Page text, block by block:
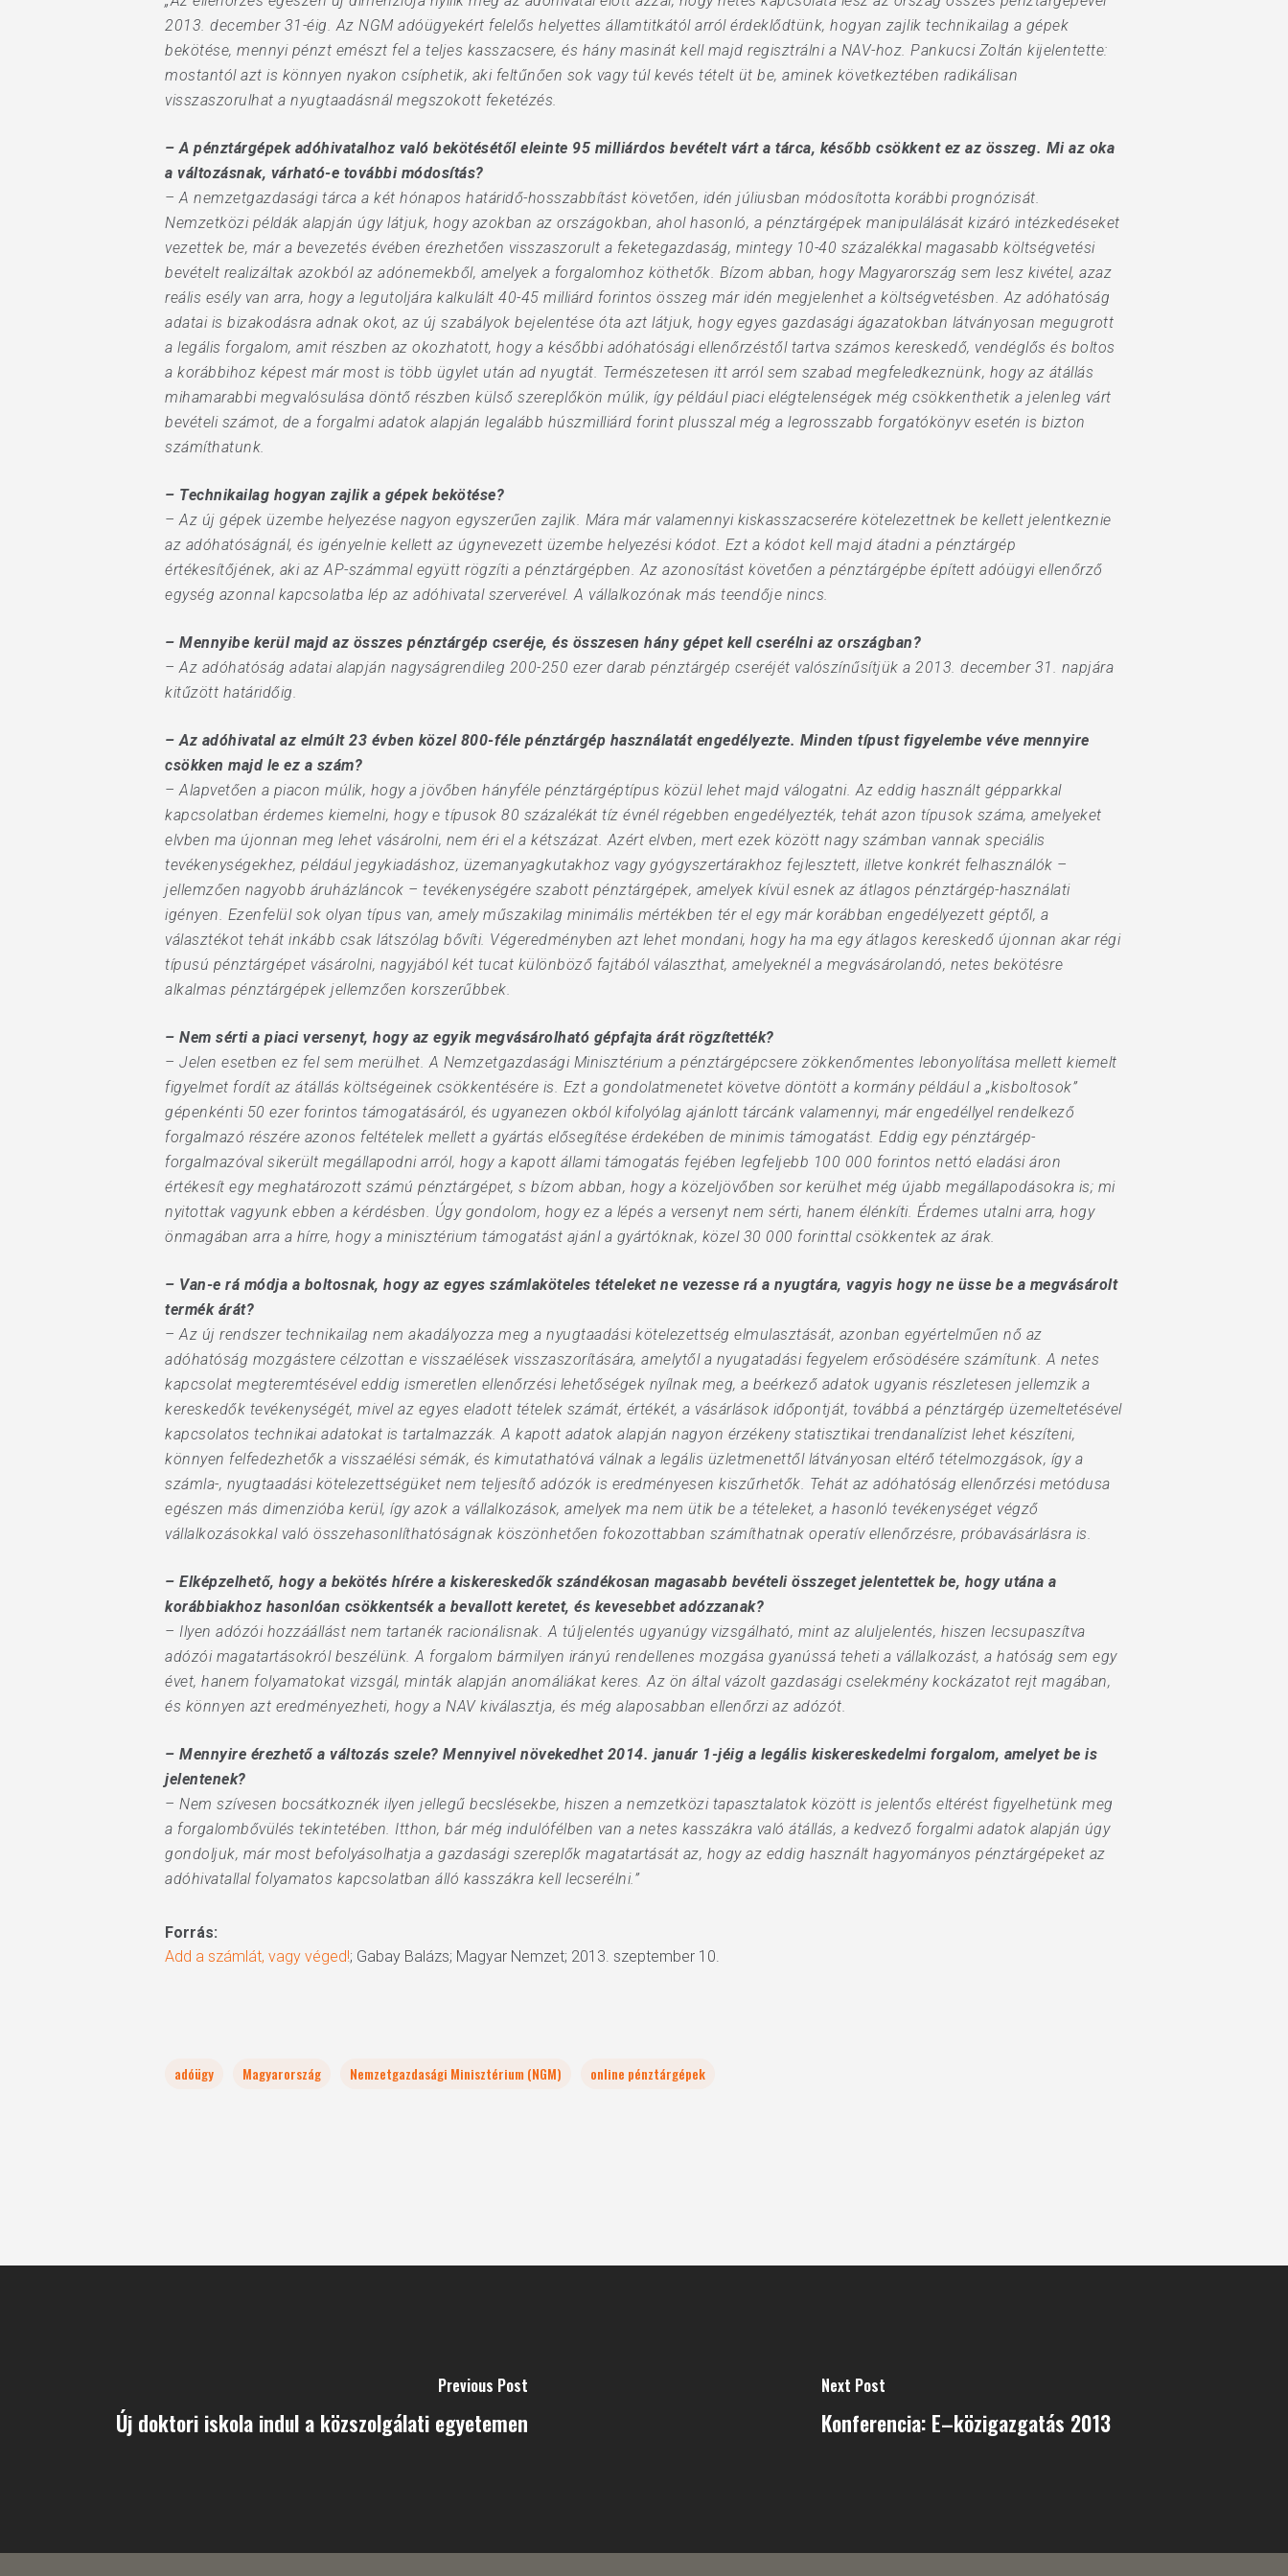
Hit enter to search or ESC to close
2013. december 31-éig. Az NGM adóügyekért felelős helyettes államtitkától arról érdeklődtünk, hogyan zajlik technikailag a gépek
bekötése, mennyi pénzt emészt fel a teljes kasszacsere, és hány masinát kell majd regisztrálni a NAV-hoz. Pankucsi Zoltán kijelentette:
mostantól azt is könnyen nyakon csíphetik, aki feltűnően sok vagy túl kevés tételt üt be, aminek következtében radikálisan
visszaszorulhat a nyugtaadásnál megszokott feketézés.
– A pénztárgépek adóhivatalhoz való bekötésétől eleinte 95 milliárdos bevételt várt a tárca, később csökkent ez az összeg. Mi az oka
a változásnak, várható-e további módosítás?
– A nemzetgazdasági tárca a két hónapos határidő-hosszabbítást követően, idén júliusban módosította korábbi prognózisát.
Nemzetközi példák alapján úgy látjuk, hogy azokban az országokban, ahol hasonló, a pénztárgépek manipulálását kizáró intézkedéseket
vezettek be, már a bevezetés évében érezhetően visszaszorult a feketegazdaság, mintegy 10-40 százalékkal magasabb költségvetési
bevételt realizáltak azokból az adónemekből, amelyek a forgalomhoz köthetők. Bízom abban, hogy Magyarország sem lesz kivétel, azaz
reális esély van arra, hogy a legutoljára kalkulált 40-45 milliárd forintos összeg már idén megjelenhet a költségvetésben. Az adóhatóság
adatai is bizakodásra adnak okot, az új szabályok bejelentése óta azt látjuk, hogy egyes gazdasági ágazatokban látványosan megugrott
a legális forgalom, amit részben az okozhatott, hogy a későbbi adóhatósági ellenőrzéstől tartva számos kereskedő, vendéglős és boltos
a korábbihoz képest már most is több ügylet után ad nyugtát. Természetesen itt arról sem szabad megfeledkeznünk, hogy az átállás
mihamarabbi megvalósulása döntő részben külső szereplőkön múlik, így például piaci elégtelenségek még csökkenthetik a jelenleg várt
bevételi számot, de a forgalmi adatok alapján legalább húszmilliárd forint plusszal még a legrosszabb forgatókönyv esetén is bizton
számíthatunk.
– Technikailag hogyan zajlik a gépek bekötése?
– Az új gépek üzembe helyezése nagyon egyszerűen zajlik. Mára már valamennyi kiskasszacserére kötelezettnek be kellett jelentkeznie
az adóhatóságnál, és igényelnie kellett az úgynevezett üzembe helyezési kódot. Ezt a kódot kell majd átadni a pénztárgép
értékesítőjének, aki az AP-számmal együtt rögzíti a pénztárgépben. Az azonosítást követően a pénztárgépbe épített adóügyi ellenőrző
egység azonnal kapcsolatba lép az adóhivatal szerverével. A vállalkozónak más teendője nincs.
– Mennyibe kerül majd az összes pénztárgép cseréje, és összesen hány gépet kell cserélni az országban?
– Az adóhatóság adatai alapján nagyságrendileg 200-250 ezer darab pénztárgép cseréjét valószínűsítjük a 2013. december 31. napjára
kitűzött határidőig.
– Az adóhivatal az elmúlt 23 évben közel 800-féle pénztárgép használatát engedélyezte. Minden típust figyelembe véve mennyire
csökken majd le ez a szám?
– Alapvetően a piacon múlik, hogy a jövőben hányféle pénztárgéptípus közül lehet majd válogatni. Az eddig használt gépparkkal
kapcsolatban érdemes kiemelni, hogy e típusok 80 százalékát tíz évnél régebben engedélyezték, tehát azon típusok száma, amelyeket
elvben ma újonnan meg lehet vásárolni, nem éri el a kétszázat. Azért elvben, mert ezek között nagy számban vannak speciális
tevékenységekhez, például jegykiadáshoz, üzemanyagkutakhoz vagy gyógyszertárakhoz fejlesztett, illetve konkrét felhasználók –
jellemzően nagyobb áruházláncok – tevékenységére szabott pénztárgépek, amelyek kívül esnek az átlagos pénztárgép-használati
igényen. Ezenfelül sok olyan típus van, amely műszakilag minimális mértékben tér el egy már korábban engedélyezett géptől, a
választékot tehát inkább csak látszólag bővíti. Végeredményben azt lehet mondani, hogy ha ma egy átlagos kereskedő újonnan akar régi
típusú pénztárgépet vásárolni, nagyjából két tucat különböző fajtából választhat, amelyeknél a megvásárolandó, netes bekötésre
alkalmas pénztárgépek jellemzően korszerűbbek.
– Nem sérti a piaci versenyt, hogy az egyik megvásárolható gépfajta árát rögzítették?
– Jelen esetben ez fel sem merülhet. A Nemzetgazdasági Minisztérium a pénztárgépcsere zökkenőmentes lebonyolítása mellett kiemelt
figyelmet fordít az átállás költségeinek csökkentésére is. Ezt a gondolatmenetet követve döntött a kormány például a „kisboltosok”
gépenkénti 50 ezer forintos támogatásáról, és ugyanezen okból kifolyólag ajánlott tárcánk valamennyi, már engedéllyel rendelkező
forgalmazó részére azonos feltételek mellett a gyártás elősegítése érdekében de minimis támogatást. Eddig egy pénztárgép-
forgalmazóval sikerült megállapodni arról, hogy a kapott állami támogatás fejében legfeljebb 100 000 forintos nettó eladási áron
értékesít egy meghatározott számú pénztárgépet, s bízom abban, hogy a közeljövőben sor kerülhet még újabb megállapodásokra is; mi
nyitottak vagyunk ebben a kérdésben. Úgy gondolom, hogy ez a lépés a versenyt nem sérti, hanem élénkíti. Érdemes utalni arra, hogy
önmagában arra a hírre, hogy a minisztérium támogatást ajánl a gyártóknak, közel 30 000 forinttal csökkentek az árak.
– Van-e rá módja a boltosnak, hogy az egyes számlaköteles tételeket ne vezesse rá a nyugtára, vagyis hogy ne üsse be a megvásárolt
termék árát?
– Az új rendszer technikailag nem akadályozza meg a nyugtaadási kötelezettség elmulasztását, azonban egyértelműen nő az
adóhatóság mozgástere célzottan e visszaélések visszaszorítására, amelytől a nyugatadási fegyelem erősödésére számítunk. A netes
kapcsolat megteremtésével eddig ismeretlen ellenőrzési lehetőségek nyílnak meg, a beérkező adatok ugyanis részletesen jellemzik a
kereskedők tevékenységét, mivel az egyes eladott tételek számát, értékét, a vásárlások időpontját, továbbá a pénztárgép üzemeltetésével
kapcsolatos technikai adatokat is tartalmazzák. A kapott adatok alapján nagyon érzékeny statisztikai trendanalízist lehet készíteni,
könnyen felfedezhetők a visszaélési sémák, és kimutathatóvá válnak a legális üzletmenettől látványosan eltérő tételmozgások, így a
számla-, nyugtaadási kötelezettségüket nem teljesítő adózók is eredményesen kiszűrhetők. Tehát az adóhatóság ellenőrzési metódusa
egészen más dimenzióba kerül, így azok a vállalkozások, amelyek ma nem ütik be a tételeket, a hasonló tevékenységet végző
vállalkozásokkal való összehasonlíthatóságnak köszönhetően fokozottabban számíthatnak operatív ellenőrzésre, próbavásárlásra is.
– Elképzelhető, hogy a bekötés hírére a kiskereskedők szándékosan magasabb bevételi összeget jelentettek be, hogy utána a
korábbiakhoz hasonlóan csökkentsék a bevallott keretet, és kevesebbet adózzanak?
– Ilyen adózói hozzáállást nem tartanék racionálisnak. A túljelentés ugyanúgy vizsgálható, mint az aluljelentés, hiszen lecsupaszítva
adózói magatartásokról beszélünk. A forgalom bármilyen irányú rendellenes mozgása gyanússá teheti a vállalkozást, a hatóság sem egy
évet, hanem folyamatokat vizsgál, minták alapján anomáliákat keres. Az ön által vázolt gazdasági cselekmény kockázatot rejt magában,
és könnyen azt eredményezheti, hogy a NAV kiválasztja, és még alaposabban ellenőrzi az adózót.
– Mennyire érezhető a változás szele? Mennyivel növekedhet 2014. január 1-jéig a legális kiskereskedelmi forgalom, amelyet be is
jelentenek?
– Nem szívesen bocsátkoznék ilyen jellegű becslésekbe, hiszen a nemzetközi tapasztalatok között is jelentős eltérést figyelhetünk meg
a forgalombővülés tekintetében. Itthon, bár még indulófélben van a netes kasszákra való átállás, a kedvező forgalmi adatok alapján úgy
gondoljuk, már most befolyásolhatja a gazdasági szereplők magatartását az, hogy az eddig használt hagyományos pénztárgépeket az
adóhivatallal folyamatos kapcsolatban álló kasszákra kell lecserélni.”
Forrás:
Add a számlát, vagy véged!; Gabay Balázs; Magyar Nemzet; 2013. szeptember 10.
adóügy Magyarország Nemzetgazdasági Minisztérium (NGM) online pénztárgépek
Previous Post
Új doktori iskola indul a közszolgálati egyetemen
Next Post
Konferencia: E–közigazgatás 2013